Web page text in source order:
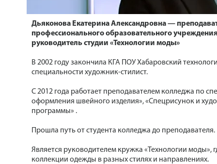
Дьяконова Екатерина Александровна —
профессионального образовательного
руководитель студии «Технологии моды»
В 2002 году закончила КГА ПОУ Хабаровский
специальности художник-стилист.
С 2012 года работает преподавателем колледжа по
оформления швейного изделия», «Спецрисунок и
программы» .
Прошла путь от студента колледжа до преподавателя.
Является руководителем кружка «Технологии моды»,
коллекции одежды в разных стилях и направлениях.